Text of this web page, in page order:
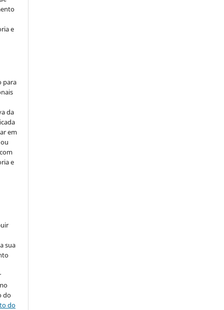
e
para
da
em
e
sua
do
do